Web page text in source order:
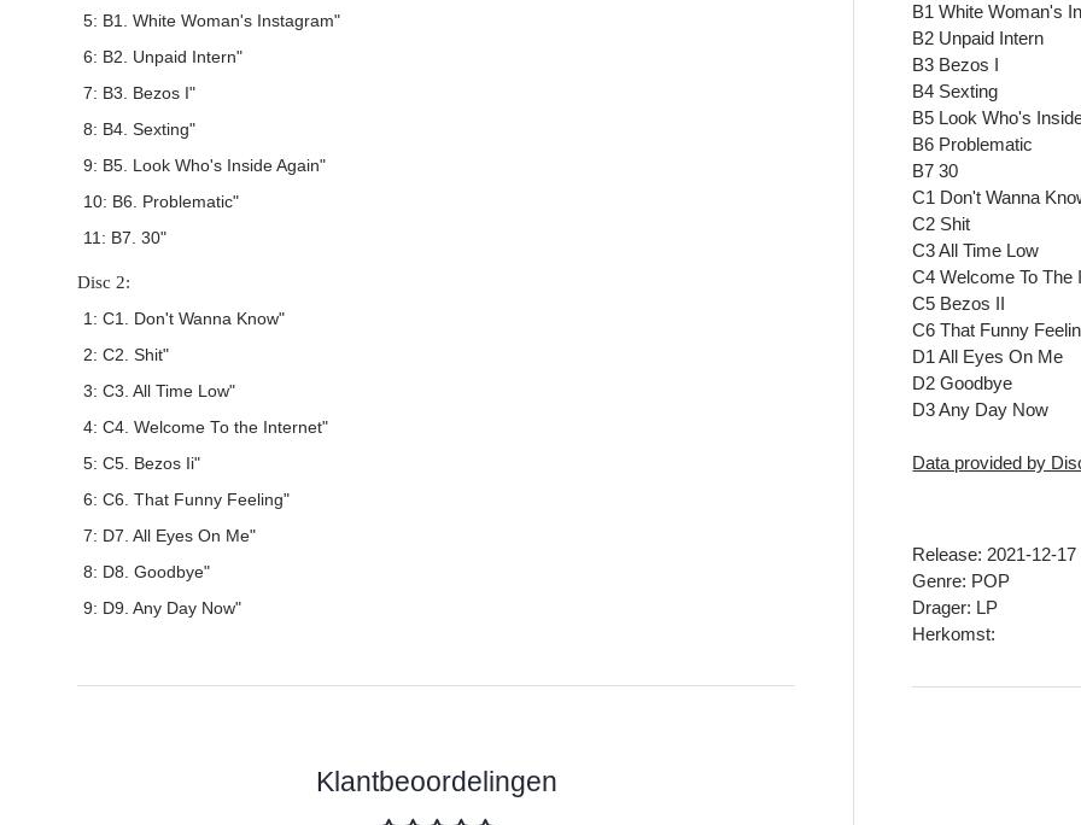
B1 White Woman's
B2 Unpaid Intern
B3 Bezos I
B4 Sexting
B5 Look Who's
B6 Problematic
B7 30
C1 Don't Wanna
C2 Shit
C3 All Time Low
C4 Welcome To The
C5 Bezos II
C6 That Funny
D1 All Eyes On Me
D2 Goodbye
D3 Any Day Now
Data provided by
Release: 2021-12-17
Genre: POP
Drager: LP
Herkomst:
5: B1. White Woman's Instagram"
6: B2. Unpaid Intern"
7: B3. Bezos I"
8: B4. Sexting"
9: B5. Look Who's Inside Again"
10: B6. Problematic"
11: B7. 30"
Disc 2:
1: C1. Don't Wanna Know"
2: C2. Shit"
3: C3. All Time Low"
4: C4. Welcome To the Internet"
5: C5. Bezos Ii"
6: C6. That Funny Feeling"
7: D7. All Eyes On Me"
8: D8. Goodbye"
9: D9. Any Day Now"
Klantbeoordelingen